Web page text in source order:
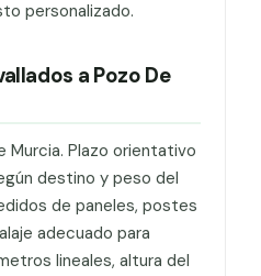
personalizado.
a Pozo De
Murcia. Plazo orientativo
destino y peso del
de paneles, postes
adecuado para
lineales, altura del